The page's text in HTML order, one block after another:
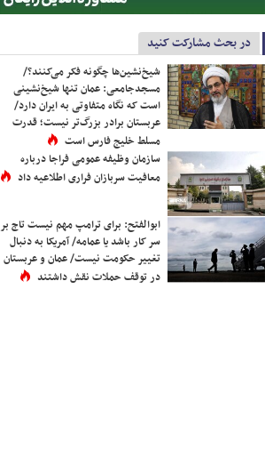
در بحث مشارکت کنید
شیخ‌نشین‌ها چگونه فکر می‌کنند؟/
مسجدجامعی: عمان تنها شیخ‌نشینی
است که نگاه متفاوتی به ایران دارد/
عربستان برادر بزرگ‌تر نیست؛ قدرت
مسلط خلیج فارس است
سازمان وظیفه عمومی فراجا درباره
معافیت سربازان فراری اطلاعیه داد
ابوالفتح: برای ترامپ مهم نیست تاج بر
سر کار باشد یا عمامه/ آمریکا به دنبال
تغییر حکومت نیست/ عمان و عربستان
در توقف حملات نقش داشتند